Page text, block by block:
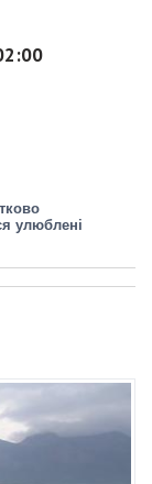
улюблені